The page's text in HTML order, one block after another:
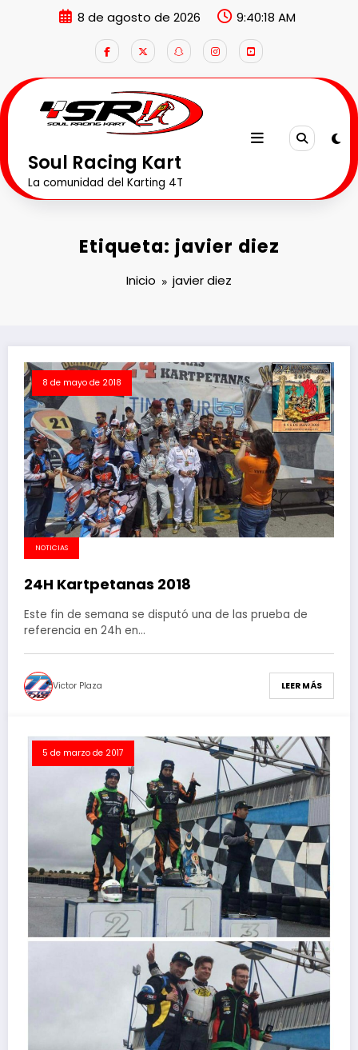
8 de agosto de 2026 9:40:19 AM
Soul Racing Kart
La comunidad del Karting 4T
Etiqueta: javier diez
Inicio javier diez
8 de mayo de 2018
NOTICIAS
24H Kartpetanas 2018
Este fin de semana se disputó una de las prueba de
referencia en 24h en…
Victor Plaza LEER MÁS
5 de marzo de 2017